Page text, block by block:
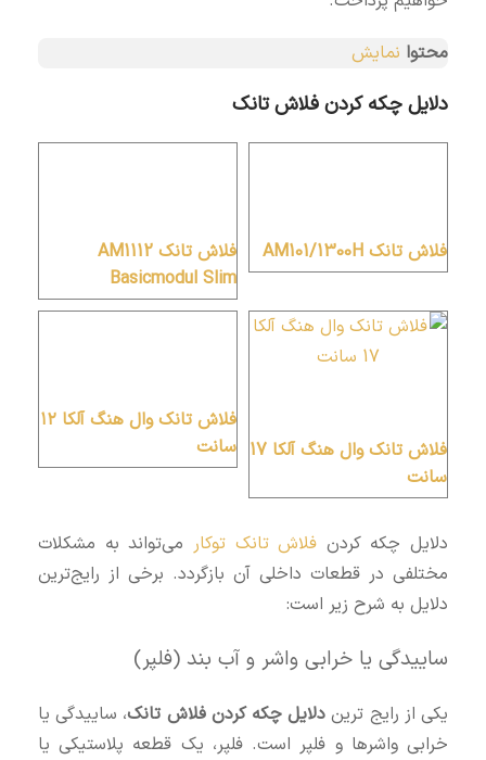
محتوا نمایش
دلایل چکه کردن فلاش تانک
فلاش تانک AM101/1300H
فلاش تانک AM1112
Basicmodul Slim
فلاش تانک وال هنگ آلکا 17
سانت
فلاش تانک وال هنگ آلکا ۱۲
سانت
دلایل چکه کردن فلاش تانک توکار می‌تواند به مشکلات
مختلفی در قطعات داخلی آن بازگردد. برخی از رایج‌ترین
دلایل به شرح زیر است:
ساییدگی یا خرابی واشر و آب‌ بند (فلپر)
یکی از رایج‌ ترین دلایل چکه کردن فلاش تانک، ساییدگی یا
خرابی واشرها و فلپر است. فلپر، یک قطعه پلاستیکی یا